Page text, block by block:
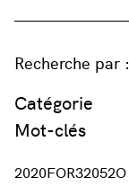
Recherche par :
Catégorie
Mot-clés
2020FOR32052O